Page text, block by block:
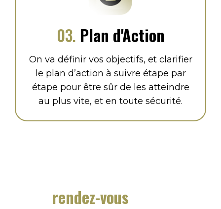
03. Plan d'Action
On va définir vos objectifs, et clarifier
le plan d’action à suivre étape par
étape pour être sûr de les atteindre
au plus vite, et en toute sécurité.
rendez-vous